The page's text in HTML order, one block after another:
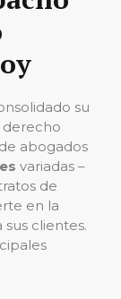
su
abogados
variadas –
de
en la
clientes.